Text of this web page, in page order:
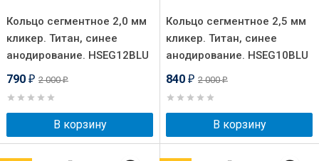
Кольцо сегментное 2,0 мм
кликер. Титан, синее
анодирование. HSEG12BLU
790 ₽ 2 000₽
В корзину
Кольцо сегментное 2,5 мм
кликер. Титан, синее
анодирование. HSEG10BLU
840 ₽ 2 000₽
В корзину